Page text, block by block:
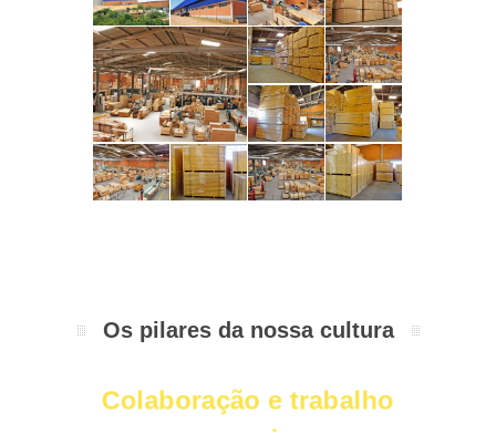
Os pilares da nossa cultura
Colaboração e trabalho